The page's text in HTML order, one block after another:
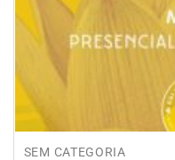
SEM CATEGORIA